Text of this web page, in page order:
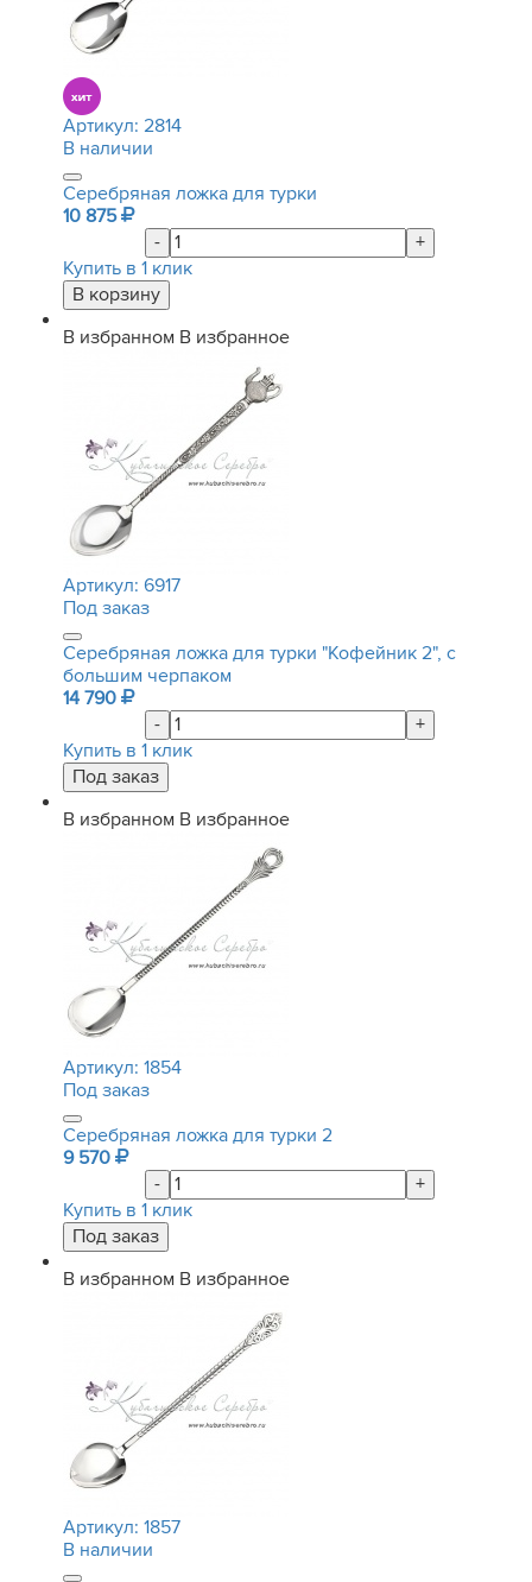
Артикул: 2814
В наличии
Серебряная ложка для турки
10 875
-
+
Купить в 1 клик
В избранном В избранное
Артикул: 6917
Под заказ
Серебряная ложка для турки "Кофейник 2", с
большим черпаком
14 790
-
+
Купить в 1 клик
В избранном В избранное
Артикул: 1854
Под заказ
Серебряная ложка для турки 2
9 570
-
+
Купить в 1 клик
В избранном В избранное
Артикул: 1857
В наличии